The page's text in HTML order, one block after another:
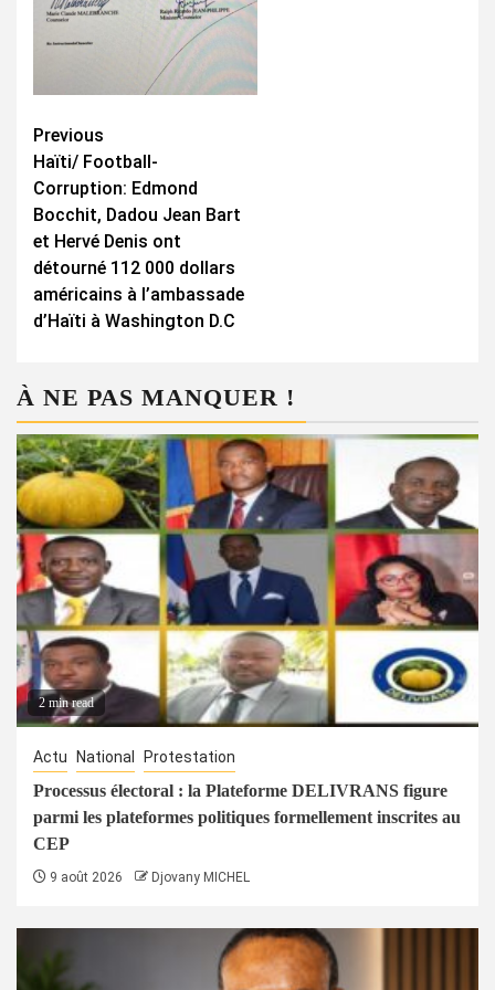
Continue
Reading
Previous
Haïti/ Football-
Corruption: Edmond
Bocchit, Dadou Jean Bart
et Hervé Denis ont
détourné 112 000 dollars
américains à l’ambassade
d’Haïti à Washington D.C
À NE PAS MANQUER !
2 min read
Actu National Protestation
Processus électoral : la Plateforme DELIVRANS figure
parmi les plateformes politiques formellement inscrites au
CEP
9 août 2026 Djovany MICHEL